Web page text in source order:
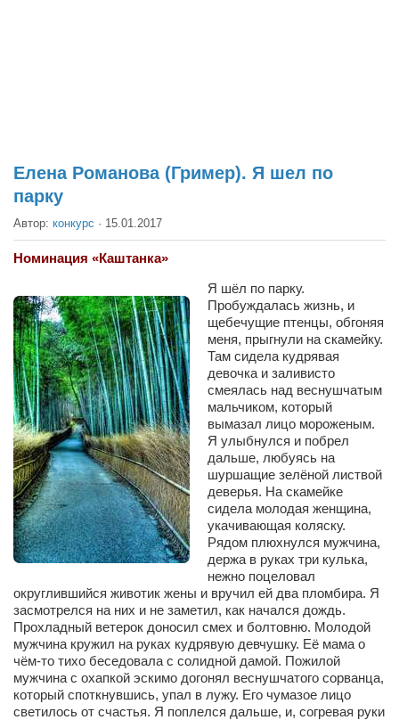
Факты
Выборы
Деньги
Традиции
Экология
Здоровье
Здоровый образ жизни
Сам себе доктор
Активный отдых
Курьезы
Досье
Арт-менеджеры
Лариса Ильченко
Орест Коваль
Тамара Кубракова
Елена Мельник
Вера Паненко
Семён Салатенко
Елена Романова (Гример). Я шел по
парку
Автор: конкурс · 15.01.2017
Номинация «Каштанка»
Я шёл по парку.
Пробуждалась жизнь, и
щебечущие птенцы, обгоняя
меня, прыгнули на скамейку.
Там сидела кудрявая
девочка и заливисто
смеялась над веснушчатым
мальчиком, который
вымазал лицо мороженым.
Я улыбнулся и побрел
дальше, любуясь на
шуршащие зелёной листвой
деверья. На скамейке
сидела молодая женщина,
укачивающая коляску.
Рядом плюхнулся мужчина,
держа в руках три кулька,
нежно поцеловал
округлившийся животик жены и вручил ей два пломбира. Я
засмотрелся на них и не заметил, как начался дождь.
Прохладный ветерок доносил смех и болтовню. Молодой
мужчина кружил на руках кудрявую девчушку. Её мама о
чём-то тихо беседовала с солидной дамой. Пожилой
мужчина с охапкой эскимо догонял веснушчатого сорванца,
который споткнувшись, упал в лужу. Его чумазое лицо
светилось от счастья. Я поплелся дальше, и, согревая руки